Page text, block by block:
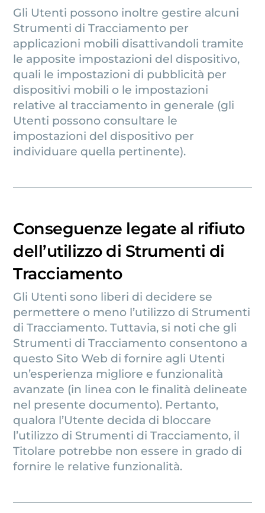
Gli Utenti possono inoltre gestire alcuni
Strumenti di Tracciamento per
applicazioni mobili disattivandoli tramite
le apposite impostazioni del dispositivo,
quali le impostazioni di pubblicità per
dispositivi mobili o le impostazioni
relative al tracciamento in generale (gli
Utenti possono consultare le
impostazioni del dispositivo per
individuare quella pertinente).
Conseguenze legate al rifiuto
dell’utilizzo di Strumenti di
Tracciamento
Gli Utenti sono liberi di decidere se
permettere o meno l’utilizzo di Strumenti
di Tracciamento. Tuttavia, si noti che gli
Strumenti di Tracciamento consentono a
questo Sito Web di fornire agli Utenti
un’esperienza migliore e funzionalità
avanzate (in linea con le finalità delineate
nel presente documento). Pertanto,
qualora l’Utente decida di bloccare
l’utilizzo di Strumenti di Tracciamento, il
Titolare potrebbe non essere in grado di
fornire le relative funzionalità.